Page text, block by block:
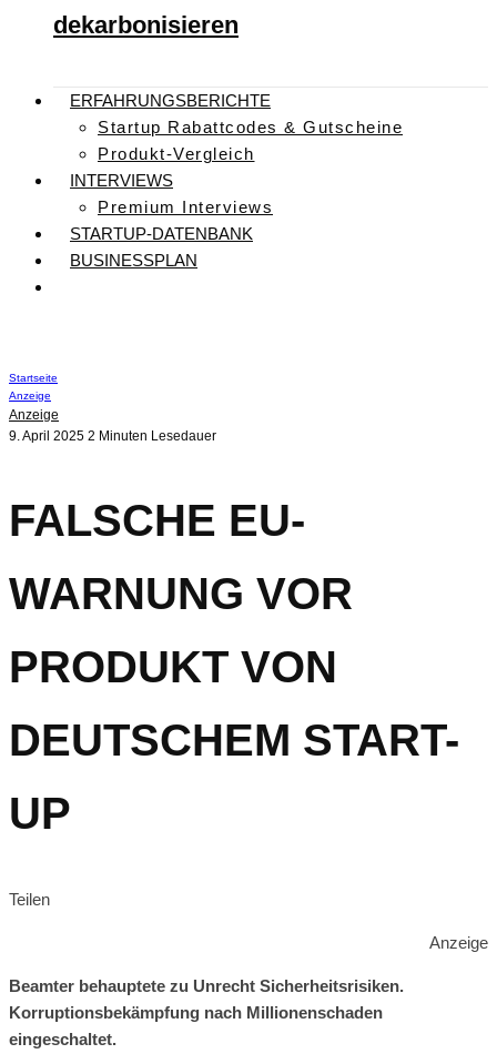
dekarbonisieren
ERFAHRUNGSBERICHTE
Startup Rabattcodes & Gutscheine
Produkt-Vergleich
INTERVIEWS
Premium Interviews
STARTUP-DATENBANK
BUSINESSPLAN
Startseite
Anzeige
Anzeige
9. April 2025 2 Minuten Lesedauer
FALSCHE EU-
WARNUNG VOR
PRODUKT VON
DEUTSCHEM START-
UP
Teilen
Anzeige
Beamter behauptete zu Unrecht Sicherheitsrisiken.
Korruptionsbekämpfung nach Millionenschaden
eingeschaltet.